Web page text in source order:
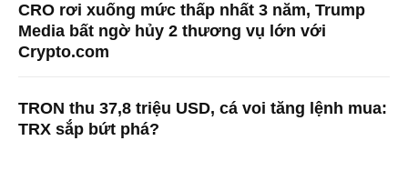
CRO rơi xuống mức thấp nhất 3 năm, Trump
Media bất ngờ hủy 2 thương vụ lớn với
Crypto.com
TRON thu 37,8 triệu USD, cá voi tăng lệnh mua:
TRX sắp bứt phá?